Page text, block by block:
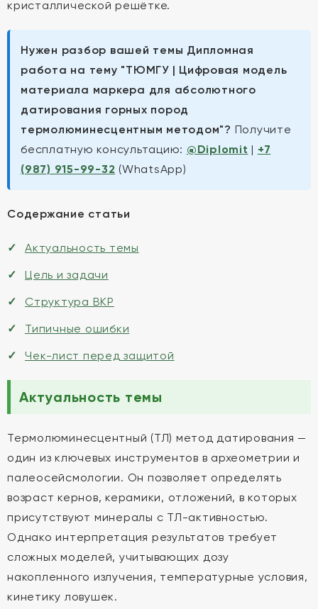
кристаллической решётке.
Нужен разбор вашей темы Дипломная
работа на тему "ТЮМГУ | Цифровая модель
материала маркера для абсолютного
датирования горных пород
термолюминесцентным методом"? Получите
бесплатную консультацию: @Diplomit | +7
(987) 915-99-32 (WhatsApp)
Содержание статьи
Актуальность темы
Цель и задачи
Структура ВКР
Типичные ошибки
Чек-лист перед защитой
Актуальность темы
Термолюминесцентный (ТЛ) метод датирования —
один из ключевых инструментов в археометрии и
палеосейсмологии. Он позволяет определять
возраст кернов, керамики, отложений, в которых
присутствуют минералы с ТЛ-активностью.
Однако интерпретация результатов требует
сложных моделей, учитывающих дозу
накопленного излучения, температурные условия,
кинетику ловушек.